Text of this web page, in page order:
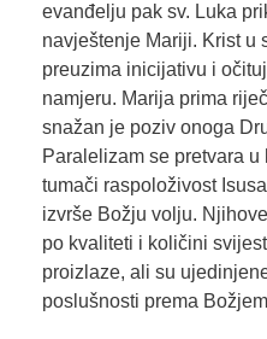
evanđelju pak sv. Luka
navještenje Mariji. Krist u
preuzima inicijativu i
namjeru. Marija prima
snažan je poziv onoga
Paralelizam se pretvara
tumači raspoloživost
izvrše Božju volju.
po kvaliteti i količini
proizlaze, ali su
poslušnosti prema